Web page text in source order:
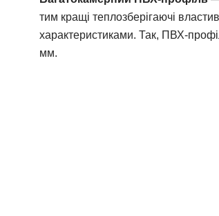
тим кращі теплозберігаючі
характеристиками. Так, ПВХ-
мм.